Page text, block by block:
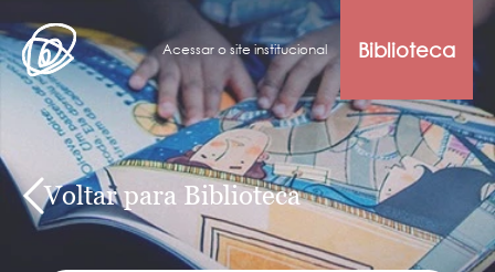
Acessar o site institucional Biblioteca
Voltar para Biblioteca